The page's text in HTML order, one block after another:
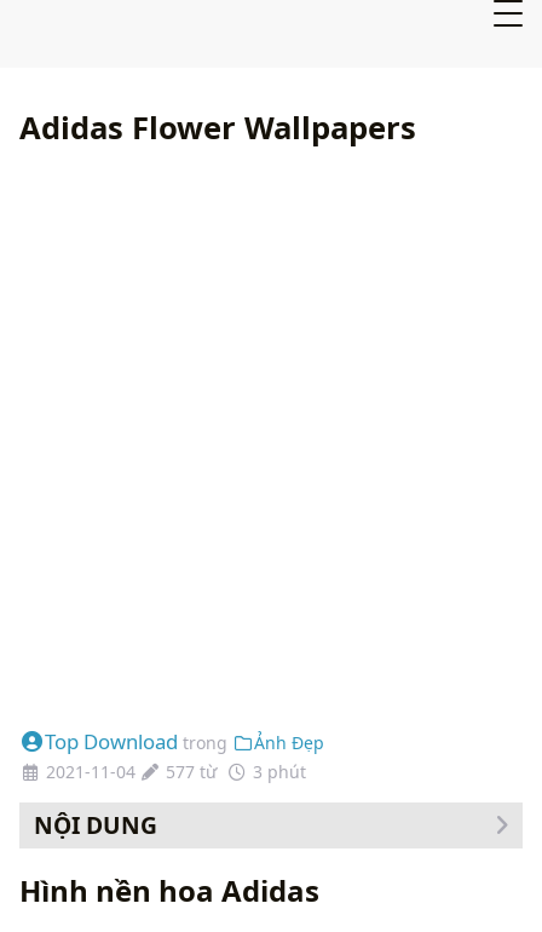
Adidas Flower Wallpapers
Top Download trong
Ảnh Đẹp
2021-11-04
577 từ 3 phút
NỘI DUNG
Hình nền hoa Adidas